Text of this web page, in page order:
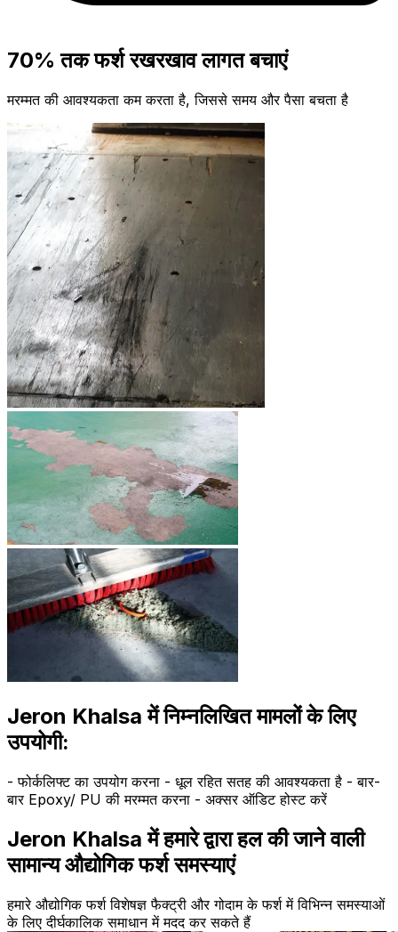
70% तक फर्श रखरखाव लागत बचाएं
मरम्मत की आवश्यकता कम करता है, जिससे समय और पैसा बचता है
Jeron Khalsa में निम्नलिखित मामलों के लिए
उपयोगी:
- फोर्कलिफ्ट का उपयोग करना - धूल रहित सतह की आवश्यकता है - बार-
बार Epoxy/ PU की मरम्मत करना - अक्सर ऑडिट होस्ट करें
Jeron Khalsa में हमारे द्वारा हल की जाने वाली
सामान्य औद्योगिक फर्श समस्याएं
हमारे औद्योगिक फर्श विशेषज्ञ फैक्ट्री और गोदाम के फर्श में विभिन्न समस्याओं
के लिए दीर्घकालिक समाधान में मदद कर सकते हैं